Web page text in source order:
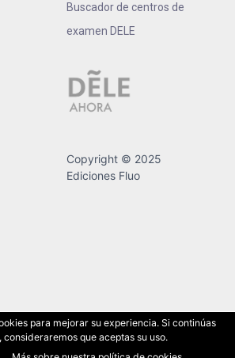
Buscador de centros de
examen DELE
Copyright © 2025
Ediciones Fluo
para mejorar su experiencia. Si continúas
consideraremos que aceptas su uso.